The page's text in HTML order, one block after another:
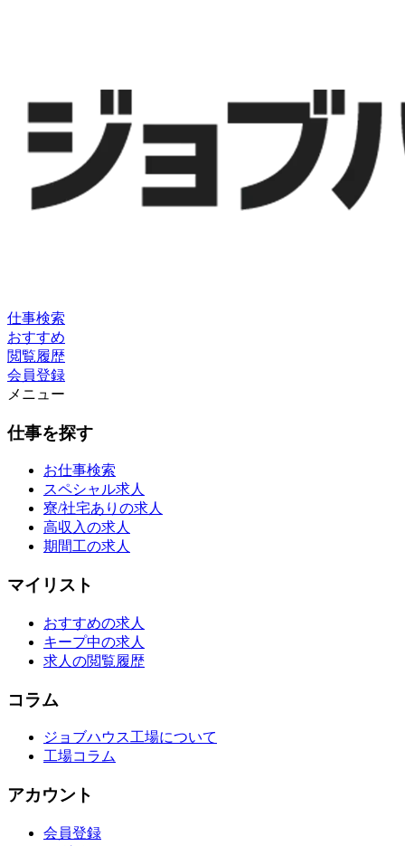
仕事検索
おすすめ
閲覧履歴
会員登録
メニュー
仕事を探す
お仕事検索
スペシャル求人
寮/社宅ありの求人
高収入の求人
期間工の求人
マイリスト
おすすめの求人
キープ中の求人
求人の閲覧履歴
コラム
ジョブハウス工場について
工場コラム
アカウント
会員登録